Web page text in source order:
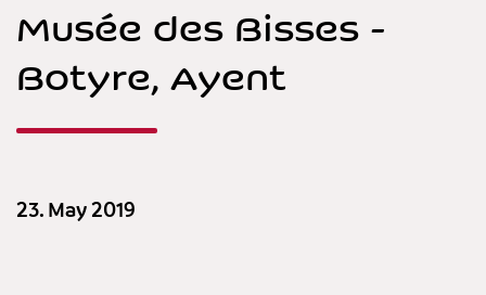
Musée des Bisses -
Botyre, Ayent
23. May 2019